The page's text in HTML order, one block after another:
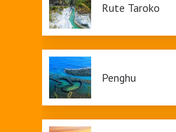
Rute Taroko
Penghu